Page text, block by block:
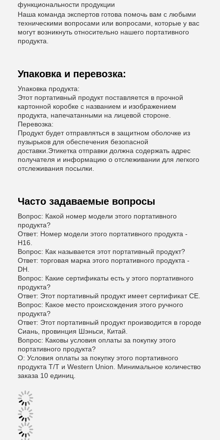
функциональности продукции
Наша команда экспертов готова помочь вам с любыми
техническими вопросами или вопросами, которые у вас
могут возникнуть относительно нашего портативного
продукта.
Упаковка и перевозка:
Упаковка продукта:
Этот портативный продукт поставляется в прочной
картонной коробке с названием и изображением
продукта, напечатанными на лицевой стороне.
Перевозка:
Продукт будет отправляться в защитном оболочке из
пузырьков для обеспечения безопасной
доставки.Этикетка отправки должна содержать адрес
получателя и информацию о отслеживании для легкого
отслеживания посылки.
Часто задаваемые вопросы
Вопрос: Какой номер модели этого портативного
продукта?
Ответ: Номер модели этого портативного продукта -
H16.
Вопрос: Как называется этот портативный продукт?
Ответ: торговая марка этого портативного продукта -
DH.
Вопрос: Какие сертификаты есть у этого портативного
продукта?
Ответ: Этот портативный продукт имеет сертификат CE.
Вопрос: Какое место происхождения этого ручного
продукта?
Ответ: Этот портативный продукт производится в городе
Сиань, провинция Шэньси, Китай.
Вопрос: Каковы условия оплаты за покупку этого
портативного продукта?
О: Условия оплаты за покупку этого портативного
продукта T/T и Western Union. Минимальное количество
заказа 10 единиц.